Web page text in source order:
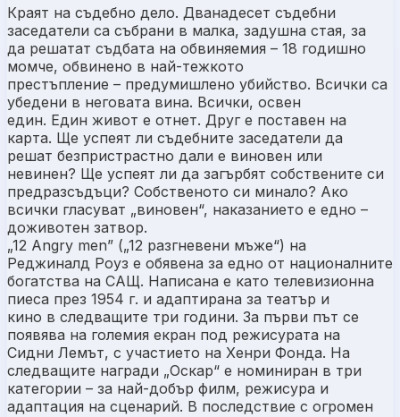
Краят на съдебно дело. Дванадесет съдебни
заседатели са събрани в малка, задушна стая, за
да решатат съдбата на обвиняемия – 18 годишно
момче, обвинено в най-тежкото
престъпление – предумишлено убийство. Всички са
убедени в неговата вина. Всички, освен
един. Един живот е отнет. Друг е поставен на
карта. Ще успеят ли съдебните заседатели да
решат безпристрастно дали е виновен или
невинен? Ще успеят ли да загърбят собствените си
предразсъдъци? Собственото си минало? Ако
всички гласуват „виновен“, наказанието е едно –
доживотен затвор.
„12 Angry men” („12 разгневени мъже“) на
Реджиналд Роуз е обявена за едно от националните
богатства на САЩ. Написана е като телевизионна
пиеса през 1954 г. и адаптирана за театър и
кино в следващите три години. За първи път се
появява на големия екран под режисурата на
Сидни Лемът, с участието на Хенри Фонда. На
следващите награди „Оскар“ е номиниран в три
категории – за най-добър филм, режисура и
адаптация на сценарий. В последствие с огромен